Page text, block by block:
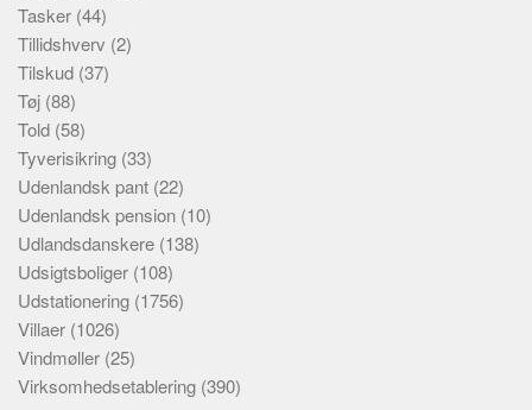
Tasker (44)
Tillidshverv (2)
Tilskud (37)
Tøj (88)
Told (58)
Tyverisikring (33)
Udenlandsk pant (22)
Udenlandsk pension (10)
Udlandsdanskere (138)
Udsigtsboliger (108)
Udstationering (1756)
Villaer (1026)
Vindmøller (25)
Virksomhedsetablering (390)